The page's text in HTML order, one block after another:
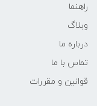
راهنما
وبلاگ
درباره ما
تماس با ما
قوانین و مقررات